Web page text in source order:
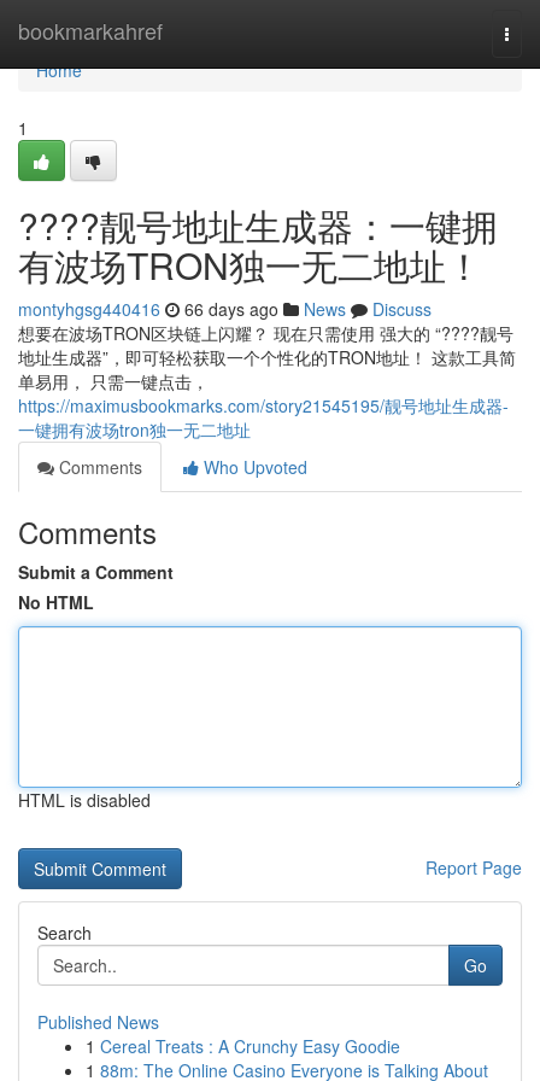
bookmarkahref
Home
Home
1
????靓号地址生成器：一键拥
有波场TRON独一无二地址！
montyhgsg440416 66 days ago News
Discuss
想要在波场TRON区块链上闪耀？ 现在只需使用 强大的 “????靓号
地址生成器”，即可轻松获取一个个性化的TRON地址！ 这款工具简
单易用， 只需一键点击，
https://maximusbookmarks.com/story21545195/靓号地址生成器-
一键拥有波场tron独一无二地址
Comments
Who Upvoted
Comments
Submit a Comment
No HTML
HTML is disabled
Report Page
Search
Go
Published News
1 Cereal Treats : A Crunchy Easy Goodie
1 88m: The Online Casino Everyone is Talking About